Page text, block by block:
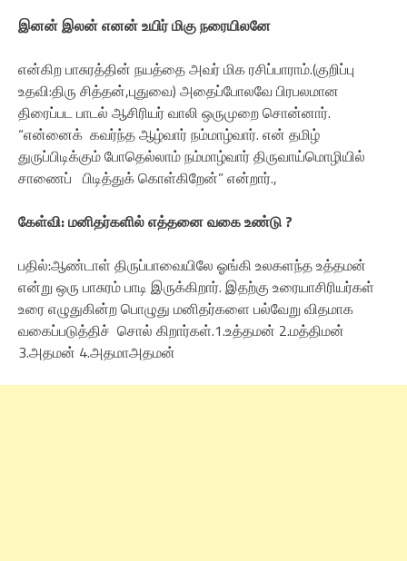
இனன் இலன் எனன் உயிர் மிகு நரையிலனே
என்கிற பாசுரத்தின் நயத்தை அவர் மிக ரசிப்பாராம்.(குறிப்பு
உதவி:திரு சித்தன்,புதுவை) அதைப்போலவே பிரபலமான
திரைப்பட பாடல் ஆசிரியர் வாலி ஒருமுறை சொன்னார்.
“என்னைக் கவர்ந்த ஆழ்வார் நம்மாழ்வார். என் தமிழ்
துருப்பிடிக்கும் போதெல்லாம் நம்மாழ்வார் திருவாய்மொழியில்
சாணைப் பிடித்துக் கொள்கிறேன்” என்றார்.,
கேள்வி: மனிதர்களில் எத்தனை வகை உண்டு ?
பதில்:ஆண்டாள் திருப்பாவையிலே ஓங்கி உலகளந்த உத்தமன்
என்று ஒரு பாசுரம் பாடி இருக்கிறார். இதற்கு உரையாசிரியர்கள்
உரை எழுதுகின்ற பொழுது மனிதர்களை பல்வேறு விதமாக
வகைப்படுத்திச் சொல் கிறார்கள்.1.உத்தமன் 2.மத்திமன்
3.அதமன் 4.அதமாஅதமன்